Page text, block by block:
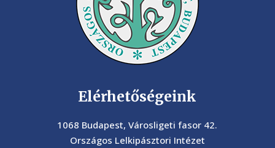
Elérhetőségeink
1068 Budapest, Városligeti fasor 42.
Országos Lelkipásztori Intézet